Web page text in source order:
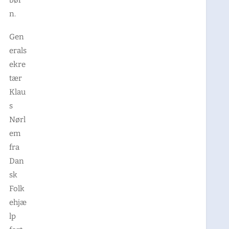
n.
Gen
erals
ekre
tær
Klau
s
Nørl
em
fra
Dan
sk
Folk
ehjæ
lp